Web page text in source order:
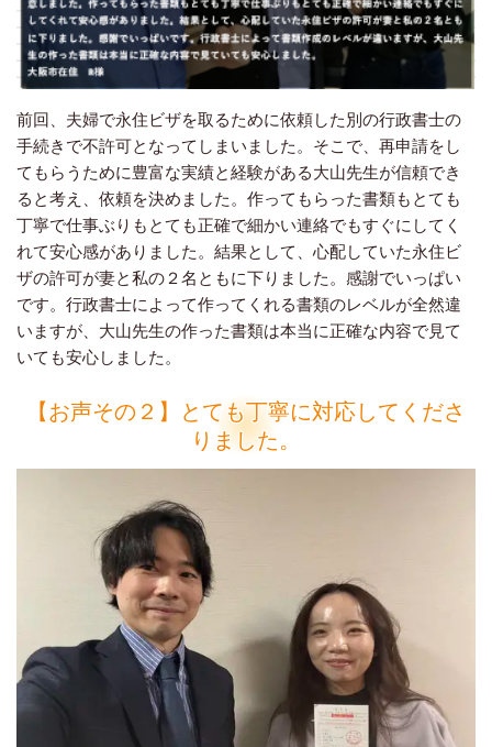
前回、夫婦で永住ビザを取るために依頼した別の行政書士の
手続きで不許可となってしまいました。そこで、再申請をし
てもらうために豊富な実績と経験がある大山先生が信頼でき
ると考え、依頼を決めました。作ってもらった書類もとても
丁寧で仕事ぶりもとても正確で細かい連絡でもすぐにしてく
れて安心感がありました。結果として、心配していた永住ビ
ザの許可が妻と私の２名ともに下りました。感謝でいっぱい
です。行政書士によって作ってくれる書類のレベルが全然違
いますが、大山先生の作った書類は本当に正確な内容で見て
いても安心しました。
【お声その２】とても丁寧に対応してくださ
りました。